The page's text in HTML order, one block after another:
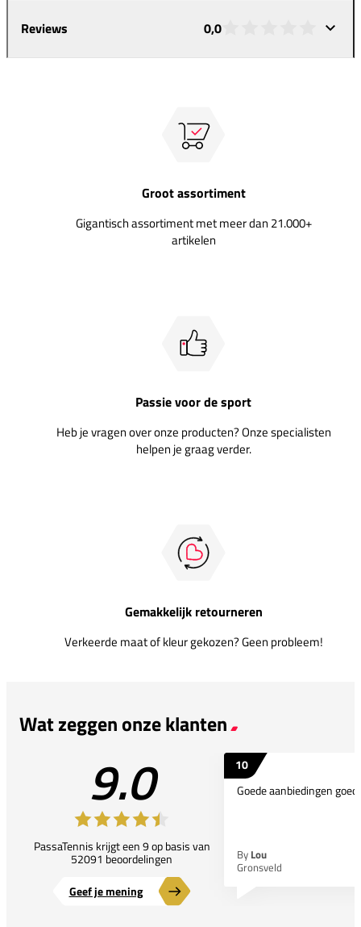
Reviews 0,0
Groot assortiment
Gigantisch assortiment met meer dan 21.000+
artikelen
Passie voor de sport
Heb je vragen over onze producten? Onze specialisten
helpen je graag verder.
Gemakkelijk retourneren
Verkeerde maat of kleur gekozen? Geen probleem!
Wat zeggen onze klanten
9.0
PassaTennis krijgt een 9 op basis van
52091 beoordelingen
Geef je mening
10
Goede aanbiedingen
By Lou
Gronsveld